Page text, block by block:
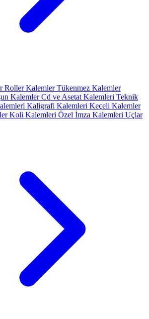
Roller KalemlerTükenmez Kalemler
KalemlerCd ve Asetat Kalemleri Teknik
Kaligrafi Kalemleri Keçeli Kalemler
Koli Kalemleri Özel İmza Kalemleri Uçlar